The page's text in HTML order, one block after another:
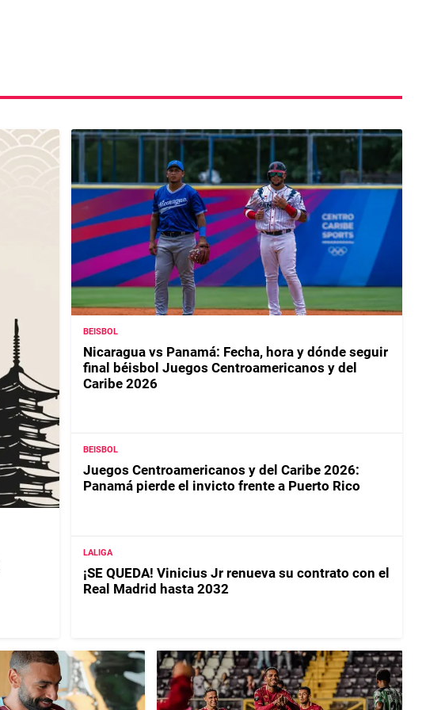
BEISBOL
Nicaragua vs Panamá: Fecha, hora y dónde seguir
final béisbol Juegos Centroamericanos y del
Caribe 2026
BEISBOL
Juegos Centroamericanos y del Caribe 2026:
Panamá pierde el invicto frente a Puerto Rico
LALIGA
¡SE QUEDA! Vinicius Jr renueva su contrato con el
Real Madrid hasta 2032